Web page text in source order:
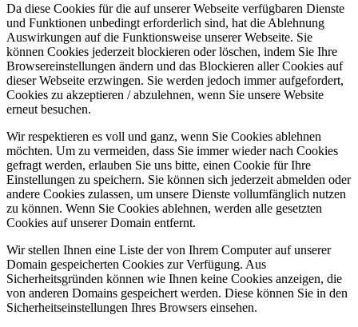
Da diese Cookies für die auf unserer Webseite verfügbaren Dienste
und Funktionen unbedingt erforderlich sind, hat die Ablehnung
Auswirkungen auf die Funktionsweise unserer Webseite. Sie
können Cookies jederzeit blockieren oder löschen, indem Sie Ihre
Browsereinstellungen ändern und das Blockieren aller Cookies auf
dieser Webseite erzwingen. Sie werden jedoch immer aufgefordert,
Cookies zu akzeptieren / abzulehnen, wenn Sie unsere Website
erneut besuchen.
Wir respektieren es voll und ganz, wenn Sie Cookies ablehnen
möchten. Um zu vermeiden, dass Sie immer wieder nach Cookies
gefragt werden, erlauben Sie uns bitte, einen Cookie für Ihre
Einstellungen zu speichern. Sie können sich jederzeit abmelden oder
andere Cookies zulassen, um unsere Dienste vollumfänglich nutzen
zu können. Wenn Sie Cookies ablehnen, werden alle gesetzten
Cookies auf unserer Domain entfernt.
Wir stellen Ihnen eine Liste der von Ihrem Computer auf unserer
Domain gespeicherten Cookies zur Verfügung. Aus
Sicherheitsgründen können wie Ihnen keine Cookies anzeigen, die
von anderen Domains gespeichert werden. Diese können Sie in den
Sicherheitseinstellungen Ihres Browsers einsehen.